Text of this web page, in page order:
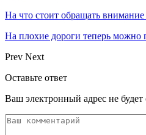
На что стоит обращать
На плохие дороги теперь можно
Prev Next
Оставьте ответ
Ваш электронный адрес не будет